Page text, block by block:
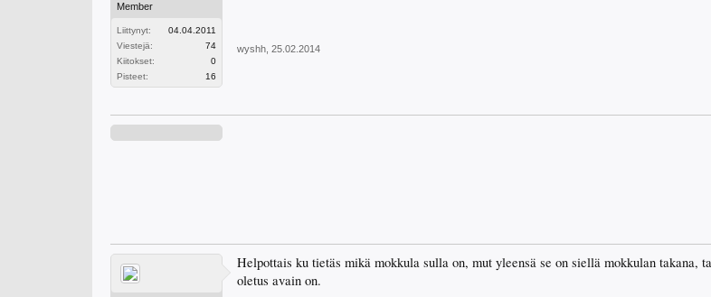
Member
Liittynyt:
04.04.2011
Viestejä:
74
Kiitokset:
0
Pisteet:
16
wyshh 25.02.2014
Helpottais ku tietäs mikä mokkula sulla on, mut yleensä se on siellä mokkulan takana,
oletus avain on.